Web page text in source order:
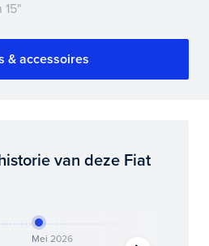
& accessoires
van deze Fiat
Mei 2026